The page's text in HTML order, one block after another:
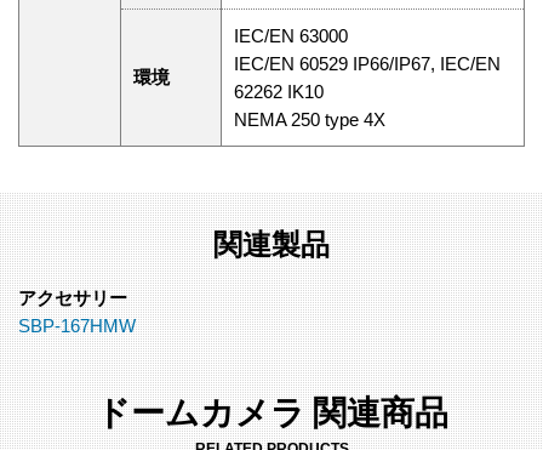
環境
IEC/EN 63000
IEC/EN 60529 IP66/IP67, IEC/EN
62262 IK10
NEMA 250 type 4X
関連製品
アクセサリー
SBP-167HMW
ドームカメラ 関連商品